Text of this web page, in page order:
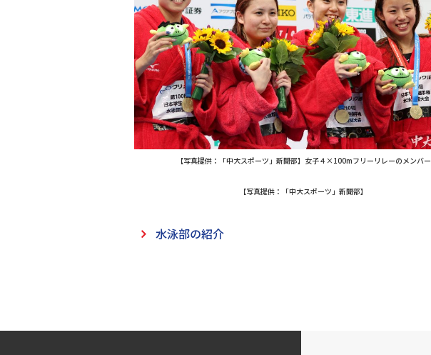
【写真提供：「中大スポーツ」新聞部】女子４×100mフリーリレーのメンバー
【写真提供：「中大スポーツ」新聞部】
水泳部の紹介